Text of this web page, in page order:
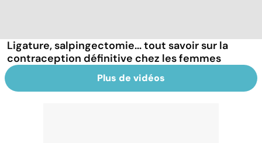
Ligature, salpingectomie... tout savoir sur la
contraception définitive chez les femmes
Plus de vidéos